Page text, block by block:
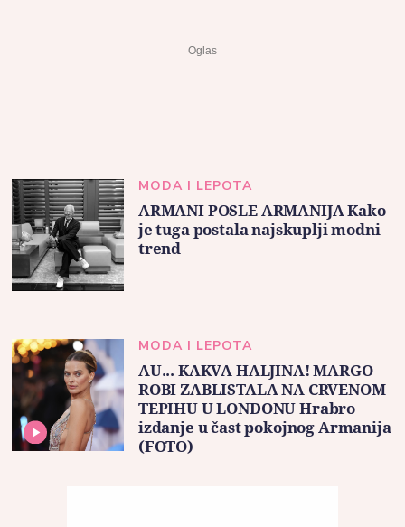
MODA I LEPOTA
ARMANI POSLE ARMANIJA Kako
je tuga postala najskuplji modni
trend
MODA I LEPOTA
AU... KAKVA HALJINA! MARGO
ROBI ZABLISTALA NA CRVENOM
TEPIHU U LONDONU Hrabro
izdanje u čast pokojnog Armanija
(FOTO)